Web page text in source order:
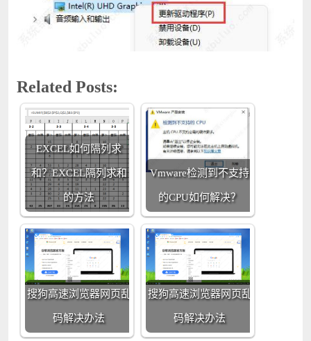
Related Posts:
EXCEL如何隔列求
和？EXCEL隔列求和
的方法
Vmware检测到不支持
的CPU如何解决？
搜狗高速浏览器网页乱
码解决办法
搜狗高速浏览器网页乱
码解决办法